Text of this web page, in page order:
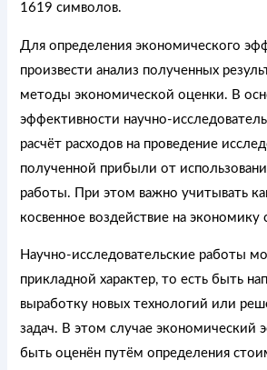
1619 символов.
Для определения экономического
произвести анализ полученных
методы экономической оценки. В
эффективности научно-
расчёт расходов на проведение
полученной прибыли от
работы. При этом важно учитывать
косвенное воздействие на экономику
Научно-исследовательские работы
прикладной характер, то есть быть
выработку новых технологий или
задач. В этом случае экономический
быть оценён путём определения